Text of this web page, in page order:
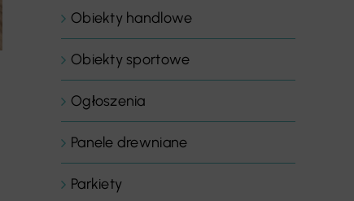
Obiekty handlowe
Obiekty sportowe
Ogłoszenia
Panele drewniane
Parkiety